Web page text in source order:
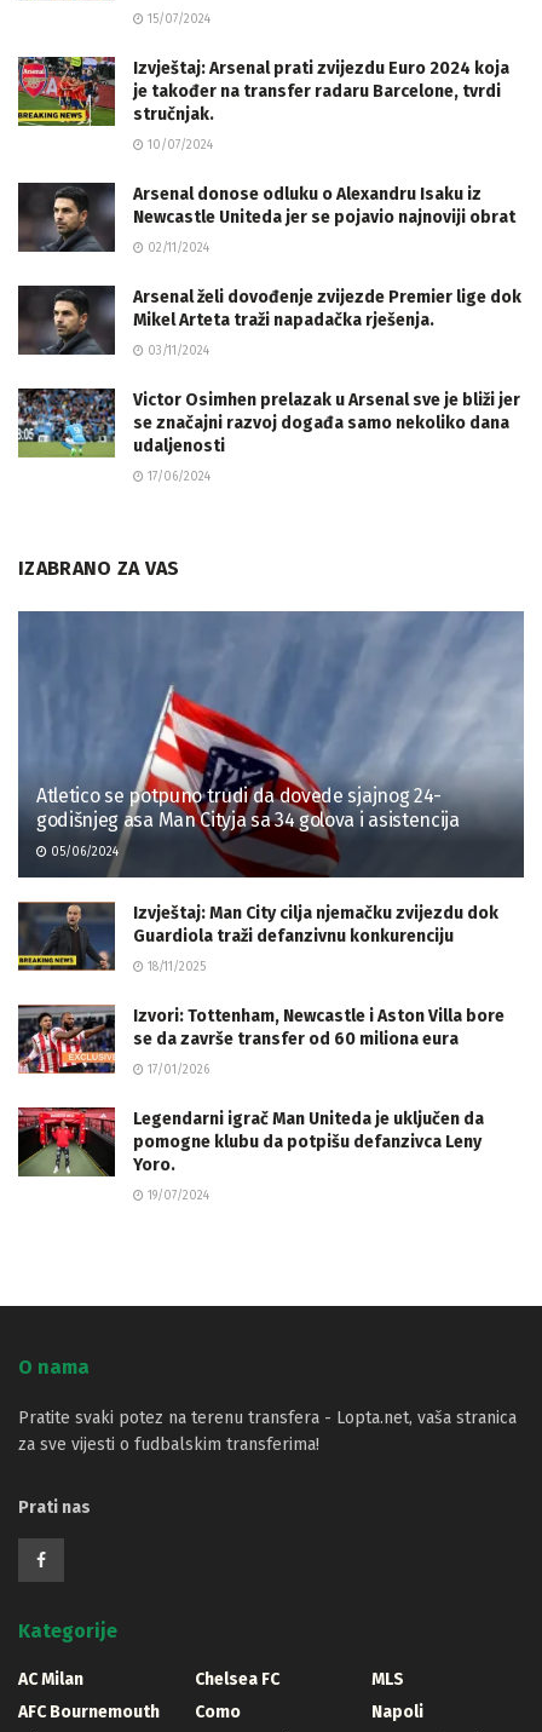
15/07/2024
Izvještaj: Arsenal prati zvijezdu Euro 2024 koja
je također na transfer radaru Barcelone, tvrdi
stručnjak.
10/07/2024
Arsenal donose odluku o Alexandru Isaku iz
Newcastle Uniteda jer se pojavio najnoviji obrat
02/11/2024
Arsenal želi dovođenje zvijezde Premier lige dok
Mikel Arteta traži napadačka rješenja.
03/11/2024
Victor Osimhen prelazak u Arsenal sve je bliži jer
se značajni razvoj događa samo nekoliko dana
udaljenosti
17/06/2024
IZABRANO ZA VAS
Atletico se potpuno trudi da dovede sjajnog 24-
godišnjeg asa Man Cityja sa 34 golova i asistencija
05/06/2024
Izvještaj: Man City cilja njemačku zvijezdu dok
Guardiola traži defanzivnu konkurenciju
18/11/2025
Izvori: Tottenham, Newcastle i Aston Villa bore
se da završe transfer od 60 miliona eura
17/01/2026
Legendarni igrač Man Uniteda je uključen da
pomogne klubu da potpišu defanzivca Leny
Yoro.
19/07/2024
O nama
Pratite svaki potez na terenu transfera - Lopta.net, vaša stranica
za sve vijesti o fudbalskim transferima!
Prati nas
Kategorije
AC Milan
AFC Bournemouth
Chelsea FC
Como
MLS
Napoli